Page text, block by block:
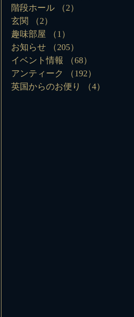
階段ホール
（2）
玄関
（2）
趣味部屋
（1）
お知らせ
（205）
イベント情報
（68）
アンティーク
（192）
英国からのお便り
（4）